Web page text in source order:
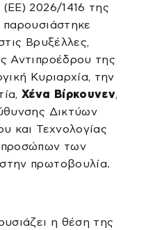
2026/1416 της
παρουσιάστηκε
Βρυξέλλες,
Αντιπροέδρου της
Κυριαρχία, την
Χένα Βίρκουνεν,
Δικτύων
και Τεχνολογίας
των
πρωτοβουλία.
η θέση της